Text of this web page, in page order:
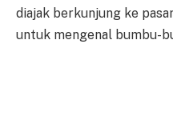
diajak berkunjung ke
untuk mengenal bumbu-